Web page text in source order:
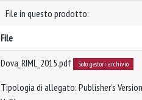
File in questo prodotto:
File
Dova_RIML_2015.pdf Solo gestori archivio
Tipologia di allegato: Publisher’s